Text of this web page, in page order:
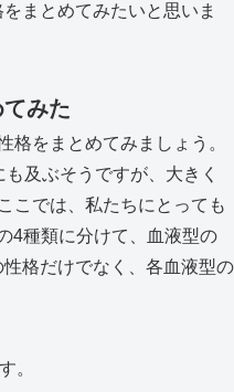
まとめてみたいと思いま
みた
格をまとめてみましょう。
及ぶそうですが、大きく
こでは、私たちにとっても
4種類に分けて、血液型の
格だけでなく、各血液型の
。